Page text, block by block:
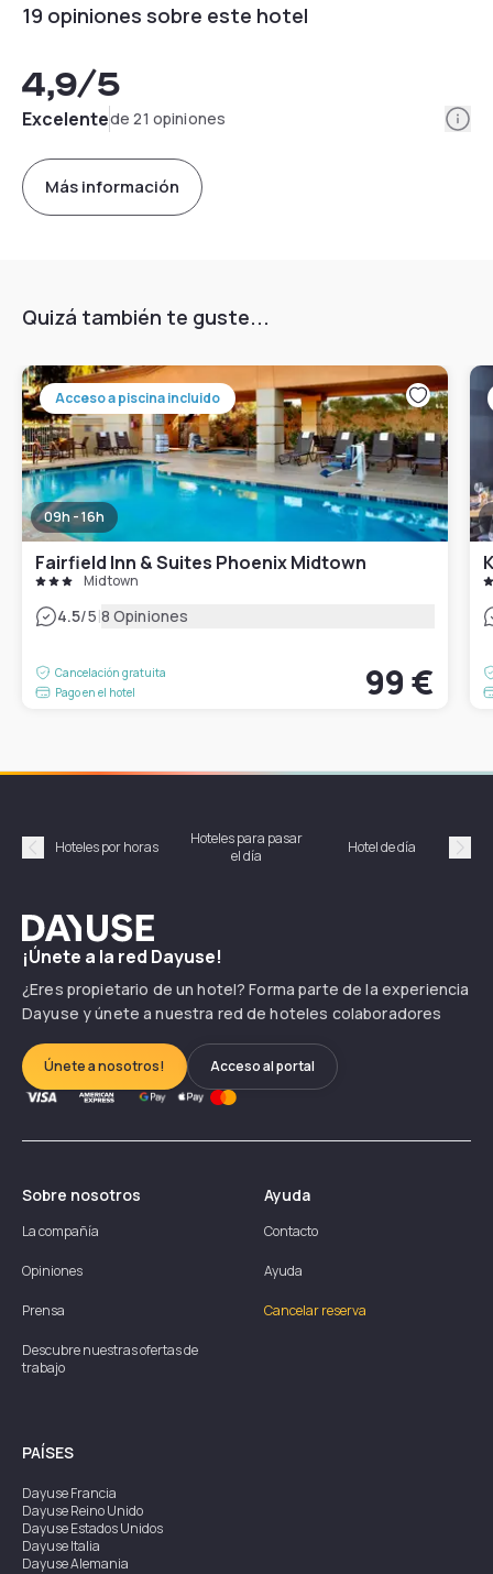
19 opiniones sobre este hotel
4,9/5
Excelentede 21 opiniones
Más información
Quizá también te guste...
Acceso a piscina incluido
09h - 16h
Fairfield Inn & Suites Phoenix Midtown
Midtown
4.5/5|8 Opiniones
Cancelación gratuita
Pago en el hotel
99 €
Précédent
Hoteles por horas
Hoteles para pasar
el día
Hotel de día
Dayuse
¡Únete a la red Dayuse!
¿Eres propietario de un hotel? Forma parte de la experiencia
Dayuse y únete a nuestra red de hoteles colaboradores
Únete a nosotros! Acceso al portal
Sobre nosotros
La compañía
Opiniones
Prensa
Descubre nuestras ofertas de
trabajo
Ayuda
Contacto
Ayuda
Cancelar reserva
PAÍSES
DayuseFrancia
DayuseReino Unido
DayuseEstados Unidos
DayuseItalia
DayuseAlemania